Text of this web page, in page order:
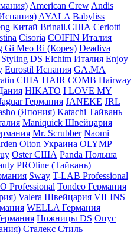
American Crew Andis
AYALA Babyliss
Китай Brinail.США Ceriotti
Cisoria COIFIN Италия
Gi Meo Ri (Корея) Deadiva
DS Elchim Италия Enjoy
Eurostil Испания GA.MA
США HAIR COMB Hairway
HIKATO I LOVE MY
Германия JANEKE JRL
(Япония) Katachi Тайвань
Maniquick Швейцария
Mr. Scrubber Naomi
Olton Украина OLYMP
Oster США Panda Польша
PROline (Тайвань)
Sway T-LAB Professional
Professional Tondeo Германия
Valera Швейцария VILINS
WELLA Германия
Ножницы DS Опус
Сталекс Стиль